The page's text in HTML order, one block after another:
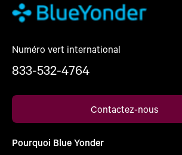
Numéro vert international
833-532-4764
Contactez-nous
Pourquoi Blue Yonder